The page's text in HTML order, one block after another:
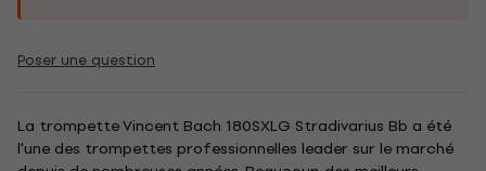
Poser une question
La trompette Vincent Bach 180SXLG Stradivarius Bb a été
l'une des trompettes professionnelles leader sur le marché